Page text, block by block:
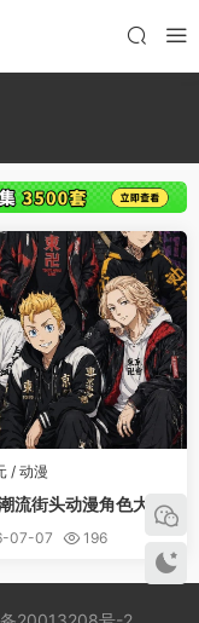
/ 动漫
流街头动漫角色大合
07-07 196